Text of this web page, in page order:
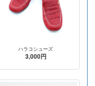
ハラコシューズ
3,000円